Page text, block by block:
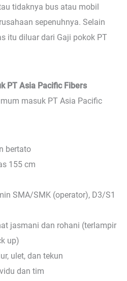
tidaknya bus atau mobil
sepenuhnya. Selain
itu diluar dari Gaji pokok PT
PT Asia Pacific Fibers
masuk PT Asia Pacific
bertato
155 cm
SMA/SMK (operator), D3/S1
jasmani dan rohani (terlampir
up)
ulet, dan tekun
dan tim